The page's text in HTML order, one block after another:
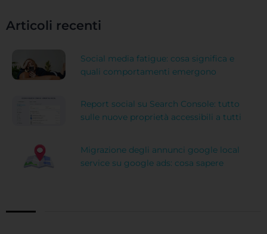
Articoli recenti
Social media fatigue: cosa significa e
quali comportamenti emergono
Report social su Search Console: tutto
sulle nuove proprietà accessibili a tutti
Migrazione degli annunci google local
service su google ads: cosa sapere